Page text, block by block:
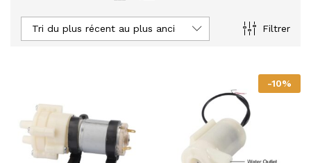
Filtrer
Tri du plus récent au plus ancien
-10%